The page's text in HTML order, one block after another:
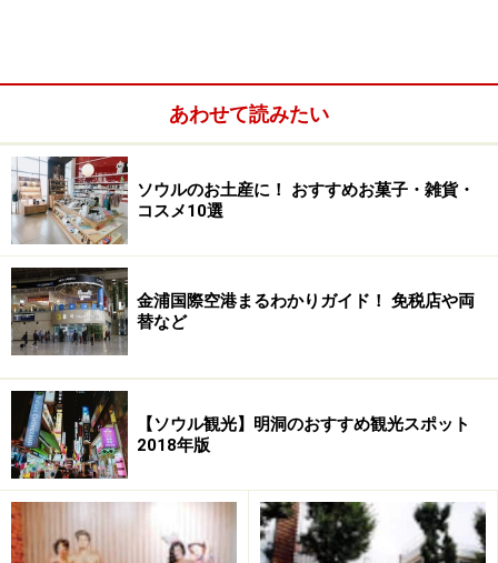
5階立てのレトロな建物。有名なので、道行く人に尋ねても
教えてくれるはず（C）Hanilkwang
＜DATA＞
■韓一館/&#54620;&#51068;&#44288;
住所：ソウル市江南区新沙洞619-4/
&#49436;&#50872;&#49884;&#32;&#44053;&#45224;&#
44396;&#32;&#49888;&#49324;&#46041;&#32;619&#45;
4
アクセス：地下鉄3号線「狎鴎亭/アックジョ
ン/&#50517;&#44396;&#51221;/Apgujeong」駅 2番出口
あわせて読みたい
ソウルのお土産に！ おすすめお菓子・雑貨・
コスメ10選
金浦国際空港まるわかりガイド！ 免税店や両
替など
【ソウル観光】明洞のおすすめ観光スポット
2018年版